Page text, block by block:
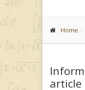
Home
article